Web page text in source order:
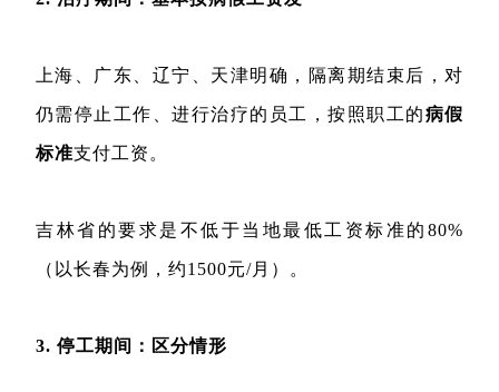
上海、广东、辽宁、天津明确，隔离期结束后，对
仍需停止工作、进行治疗的员工，按照职工的病假
标准支付工资。
吉林省的要求是不低于当地最低工资标准的80%
（以长春为例，约1500元/月）。
3. 停工期间：区分情形